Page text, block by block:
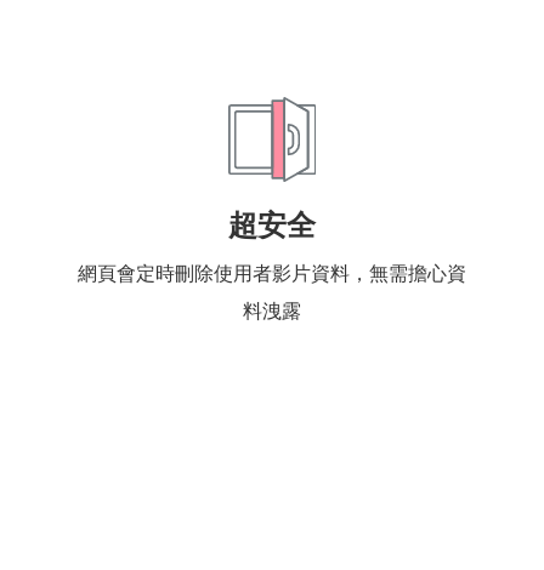
超安全
網頁會定時刪除使用者影片資料，無需擔心資
料洩露